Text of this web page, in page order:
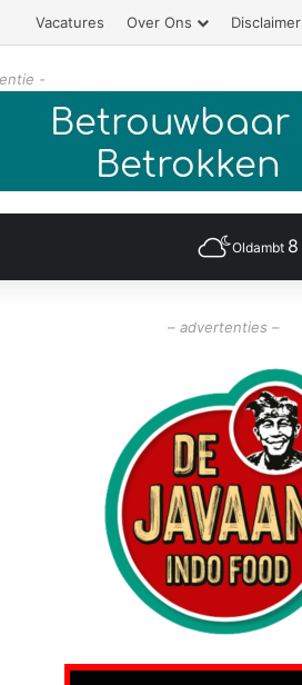
Vacatures Over Ons Disclaimer
-
Oldambt 8
– advertenties –